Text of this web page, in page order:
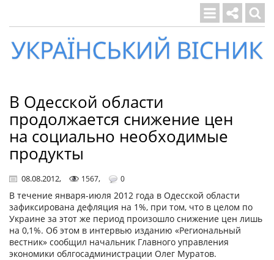
Український
вісник
В Одесской области
продолжается снижение цен
на социально необходимые
продукты
08.08.2012, 1567, 0
В течение января-июля 2012 года в Одесской области
зафиксирована дефляция на 1%, при том, что в целом по
Украине за этот же период произошло снижение цен лишь
на 0,1%. Об этом в интервью изданию «Региональный
вестник» сообщил начальник Главного управления
экономики облгосадминистрации Олег Муратов.